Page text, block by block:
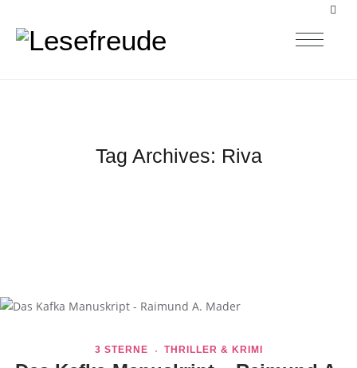
Tag Archives: Riva
3 STERNE THRILLER & KRIMI